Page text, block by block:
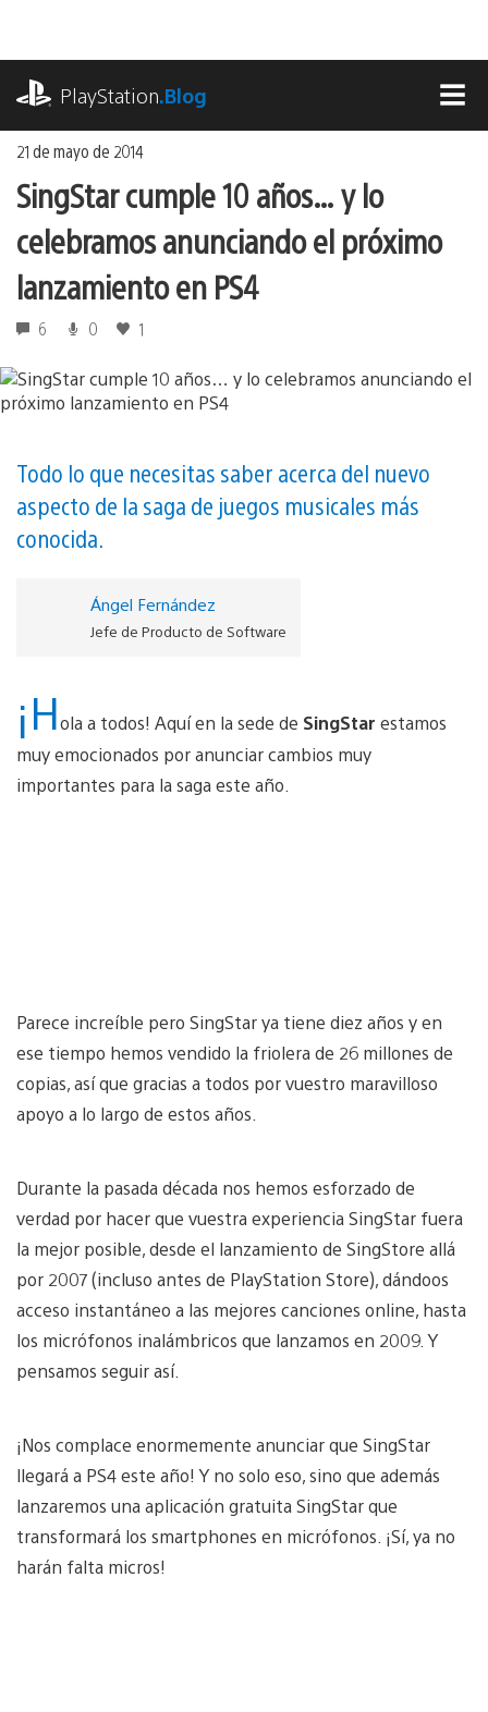
contenido
PlayStation.Blog
21 de mayo de 2014
SingStar cumple 10 años… y lo
celebramos anunciando el próximo
lanzamiento en PS4
6 0 1
Todo lo que necesitas saber acerca del nuevo
aspecto de la saga de juegos musicales más
conocida.
Ángel Fernández
Jefe de Producto de Software
¡Hola a todos! Aquí en la sede de SingStar estamos
muy emocionados por anunciar cambios muy
importantes para la saga este año.
Parece increíble pero SingStar ya tiene diez años y en
ese tiempo hemos vendido la friolera de 26 millones de
copias, así que gracias a todos por vuestro maravilloso
apoyo a lo largo de estos años.
Durante la pasada década nos hemos esforzado de
verdad por hacer que vuestra experiencia SingStar fuera
la mejor posible, desde el lanzamiento de SingStore allá
por 2007 (incluso antes de PlayStation Store), dándoos
acceso instantáneo a las mejores canciones online, hasta
los micrófonos inalámbricos que lanzamos en 2009. Y
pensamos seguir así.
¡Nos complace enormemente anunciar que SingStar
llegará a PS4 este año! Y no solo eso, sino que además
lanzaremos una aplicación gratuita SingStar que
transformará los smartphones en micrófonos. ¡Sí, ya no
harán falta micros!